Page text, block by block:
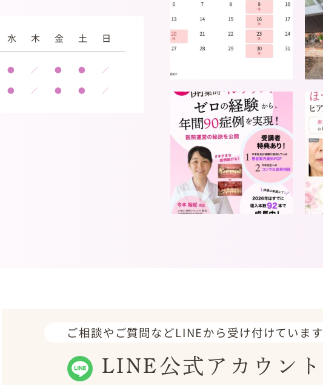
水 木 金 土 日
● ／ ● ● ／
● ／ ● ● ／
ご相談やご質問などLINEから受け付けています
LINE公式アカウント